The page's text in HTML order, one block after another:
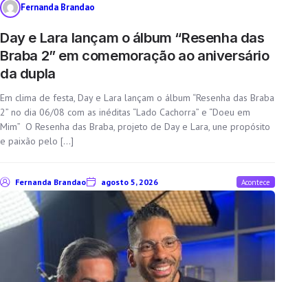
Fernanda Brandao
Day e Lara lançam o álbum “Resenha das
Braba 2” em comemoração ao aniversário
da dupla
Em clima de festa, Day e Lara lançam o álbum “Resenha das Braba
2” no dia 06/08 com as inéditas “Lado Cachorra” e “Doeu em
Mim” O Resenha das Braba, projeto de Day e Lara, une propósito
e paixão pelo […]
Fernanda Brandao agosto 5, 2026 Acontece